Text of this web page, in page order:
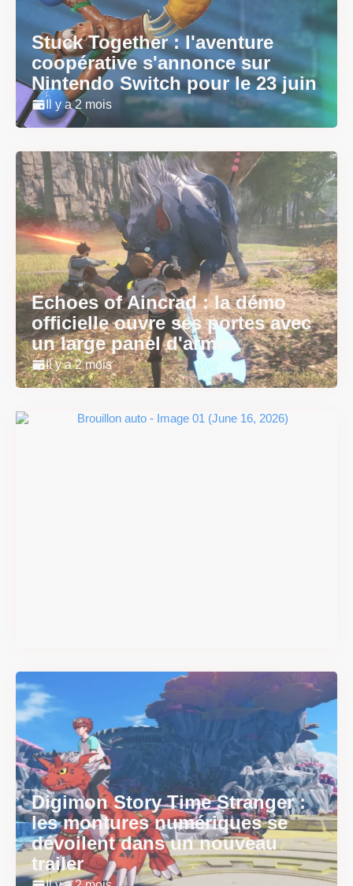
Stuck Together : l'aventure
coopérative s'annonce sur
Nintendo Switch pour le 23 juin
Il y a 2 mois
Echoes of Aincrad : la démo
officielle ouvre ses portes avec
un large panel d'armes
Il y a 2 mois
Digimon Story Time Stranger :
les montures numériques se
dévoilent dans un nouveau
trailer